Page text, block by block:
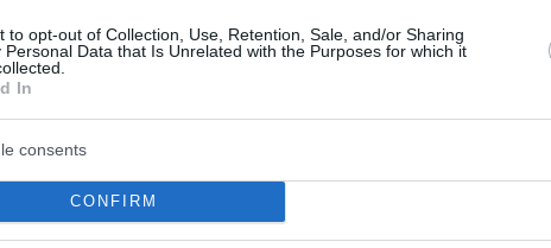
to opt-out of Collection, Use, Retention, Sale, and/or Sharing
Personal Data that Is Unrelated with the Purposes for which it
In
consents
CONFIRM